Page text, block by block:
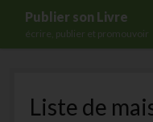
Publier son Livre
écrire, publier et promouvoir
Formations
Liste de